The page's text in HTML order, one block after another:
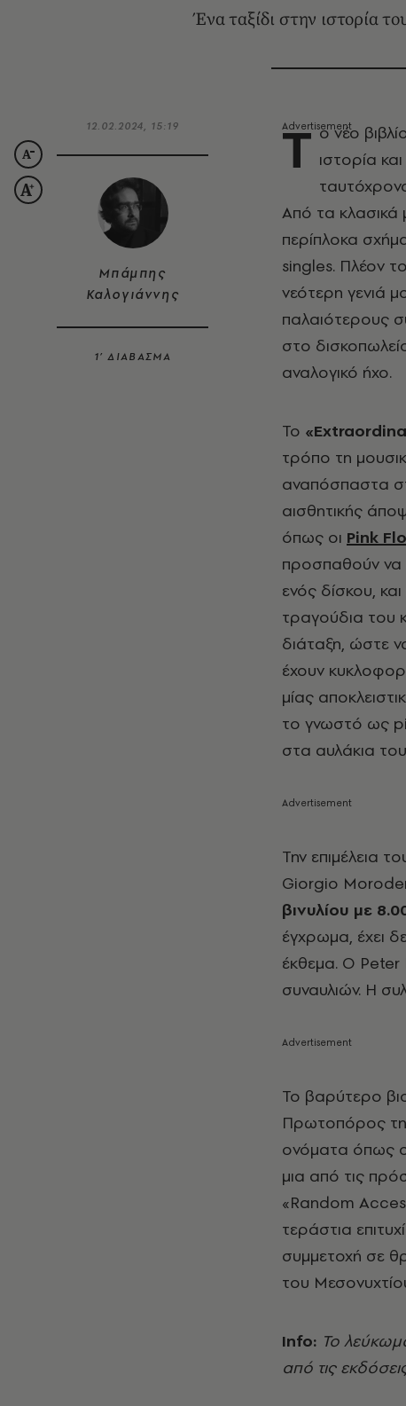
Ένα ταξίδι στην ιστορία
12.02.2024, 15:19
Μπάμπης
Καλογιάννης
1’ ΔΙΑΒΑΣΜΑ
Τ ο νέο
ιστορία
Από τα κλασικά
περίπλοκα
singles. Πλέον
νεότερη γενιά
παλαιότερους
στο
αναλογικό ήχο.
Το «
τρόπο τη
αναπόσπαστα
αισθητικής
όπως οι Pink
προσπαθούν να
ενός δίσκου,
τραγούδια του
διάταξη, ώστε
έχουν
μίας
το γνωστό ως
στα αυλάκια
Την επιμέλεια
Giorgio
βινυλίου με
έγχρωμα, έχει
έκθεμα. Ο Peter
συναυλιών. Η
Το βαρύτερο
Πρωτοπόρος
ονόματα όπως
μια από τις
«Random
τεράστια
συμμετοχή σε
του
Info: Το
από τις